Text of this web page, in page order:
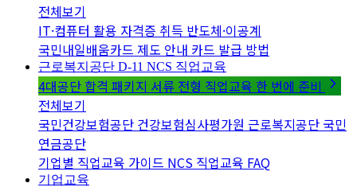
전체보기
IT·컴퓨터 활용 자격증 취득 반도체·이공계
국민내일배움카드 제도 안내 카드 발급 방법
근로복지공단 D-11 NCS 직업교육
4대공단 합격 패키지 서류 전형 직업교육 한 번에 준비
전체보기
국민건강보험공단 건강보험심사평가원 근로복지공단 국민
연금공단
기업별 직업교육 가이드 NCS 직업교육 FAQ
기업교육